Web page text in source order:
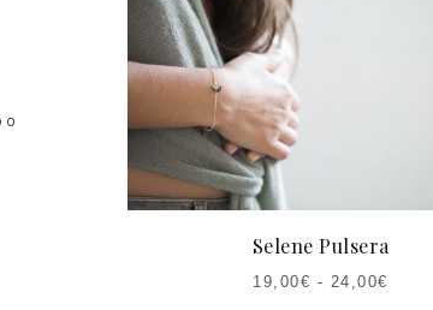
Selene Pulsera
19,00€ - 24,00€